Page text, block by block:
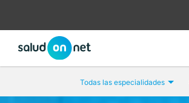
Todas las especialidades